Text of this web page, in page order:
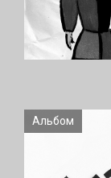
Альбом